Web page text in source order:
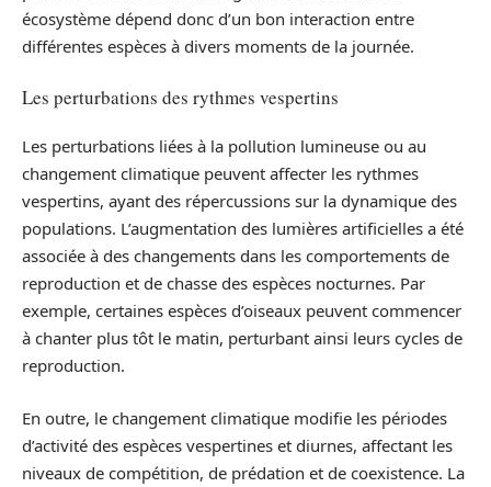
écosystème dépend donc d’un bon interaction entre
différentes espèces à divers moments de la journée.
Les perturbations des rythmes vespertins
Les perturbations liées à la pollution lumineuse ou au
changement climatique peuvent affecter les rythmes
vespertins, ayant des répercussions sur la dynamique des
populations. L’augmentation des lumières artificielles a été
associée à des changements dans les comportements de
reproduction et de chasse des espèces nocturnes. Par
exemple, certaines espèces d’oiseaux peuvent commencer
à chanter plus tôt le matin, perturbant ainsi leurs cycles de
reproduction.
En outre, le changement climatique modifie les périodes
d’activité des espèces vespertines et diurnes, affectant les
niveaux de compétition, de prédation et de coexistence. La